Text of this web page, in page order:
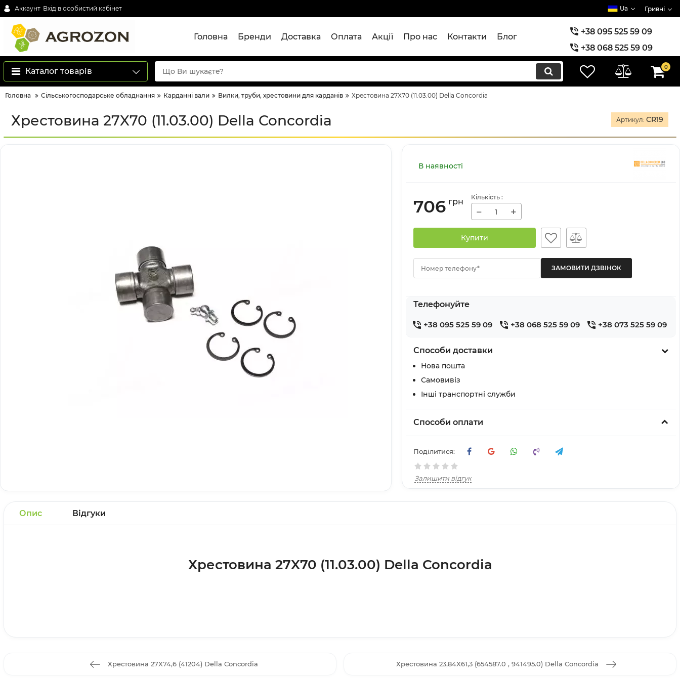
Аккаунт Вхід в особистий кабінет Ua Гривні
Головна Бренди Доставка Оплата Акції Про нас Контакти Блог
+38 095 525 59 09
+38 068 525 59 09
+38 073 525 59 09
Каталог товарів 0
Головна Сільськогосподарське обладнання Карданні вали Вилки, труби, хрестовини для карданів Хрестовина 27X70 (11.03.00) Della Concordia
Хрестовина 27X70 (11.03.00) Della Concordia Артикул: CR19
В наявності
706 грн Кількість :
− +
Купити
Номер телефону*
Телефонуйте
+38 095 525 59 09 +38 068 525 59 09 +38 073 525 59 09
Способи доставки
Нова пошта
Самовивіз
Інші транспортні служби
Способи оплати
Поділитися:
Залишити відгук
Опис Відгуки
Хрестовина 27X70 (11.03.00) Della Concordia
Хрестовина 27X74,6 (41204) Della Concordia Хрестовина 23,84X61,3 (654587.0 , 941495.0) Della Concordia